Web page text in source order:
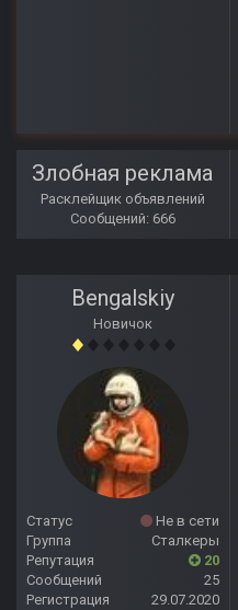
Злобная реклама
Расклейщик объявлений
Сообщений: 666
Bengalskiy
Новичок
Статус
Не в сети
Группа
Сталкеры
Репутация
20
Сообщений
25
Регистрация
29.07.2020